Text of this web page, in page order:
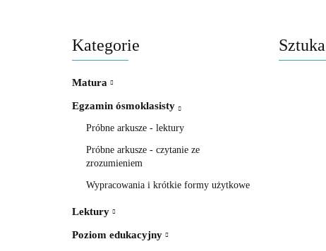
Kategorie
Matura
Egzamin ósmoklasisty
Próbne arkusze - lektury
Próbne arkusze - czytanie ze
zrozumieniem
Wypracowania i krótkie formy użytkowe
Lektury
Poziom edukacyjny